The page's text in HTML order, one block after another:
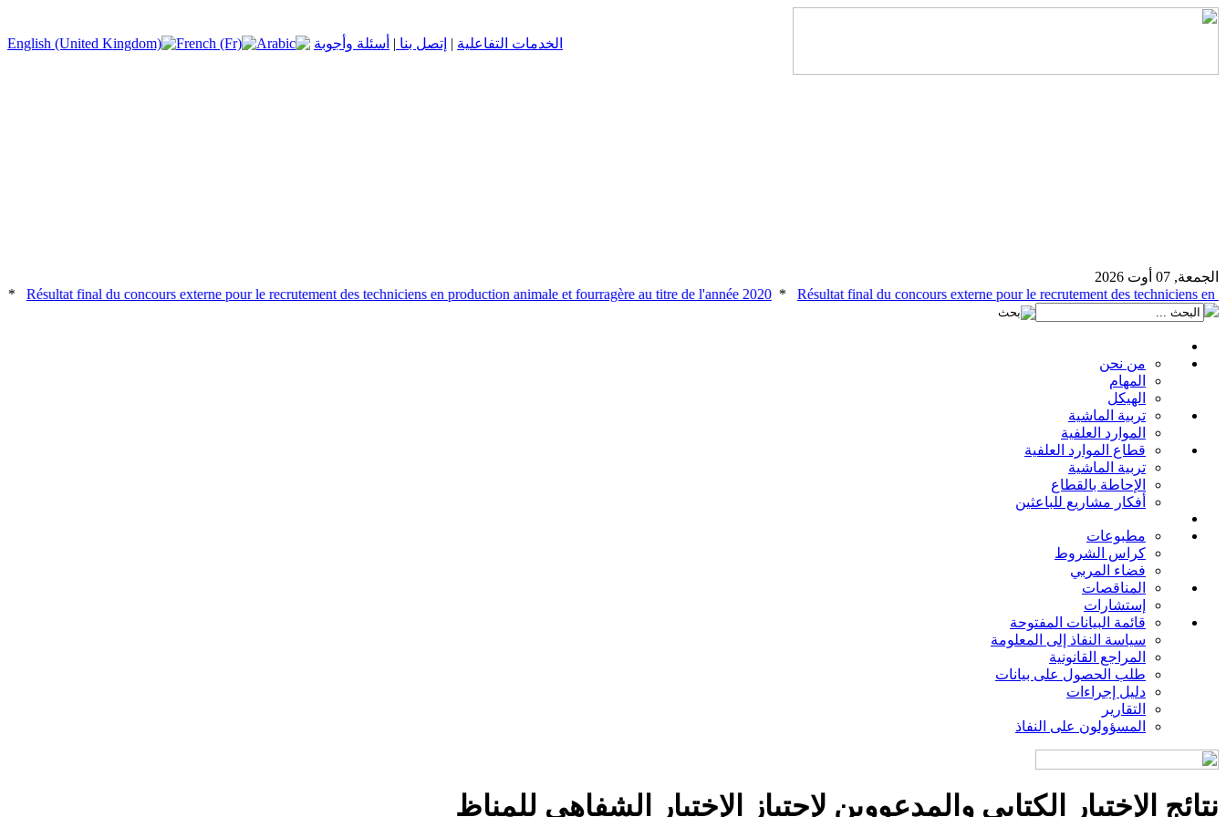
الخدمات التفاعلية | إتصل بنا | أسئلة وأجوبة
الجمعة, 07 أوت 2026
Résultat final du concours externe pour le recrutement des techniciens en production animale et fourragère au titre de l'année 2020*Résultat final du concours externe pour le recrutement des techniciens en
من نحن
المهام
الهيكل
تربية الماشية
الموارد العلفية
قطاع الموارد العلفية
تربية الماشية
الإحاطة بالقطاع
أفكار مشاريع للباعثين
مطبوعات
كراس الشروط
فضاء المربي
المناقصات
إستشارات
قائمة البيانات المفتوحة
سياسة النفاذ إلى المعلومة
المراجع القانونية
طلب الحصول على بيانات
دليل إجراءات
التقارير
المسؤولون على النفاذ
نتائج الإختبار الكتابي والمدعووين لإجتياز الإختبار الشفاهي للمناظ